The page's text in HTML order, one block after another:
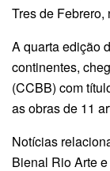
Tres de Febrero,
A quarta edição
continentes,
(CCBB) com
as obras de 11
Notícias
Bienal Rio Arte